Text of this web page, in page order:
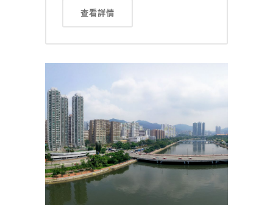
查看詳情